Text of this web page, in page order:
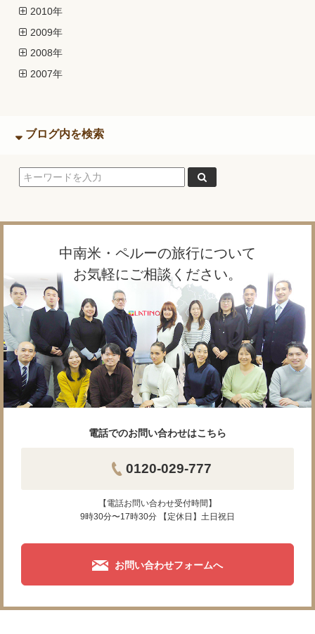
2010年
2009年
2008年
2007年
ブログ内を検索
中南米・ペルーの旅行について
お気軽にご相談ください。
電話でのお問い合わせはこちら
0120-029-777
【電話お問い合わせ受付時間】
9時30分〜17時30分 【定休日】土日祝日
お問い合わせフォームへ